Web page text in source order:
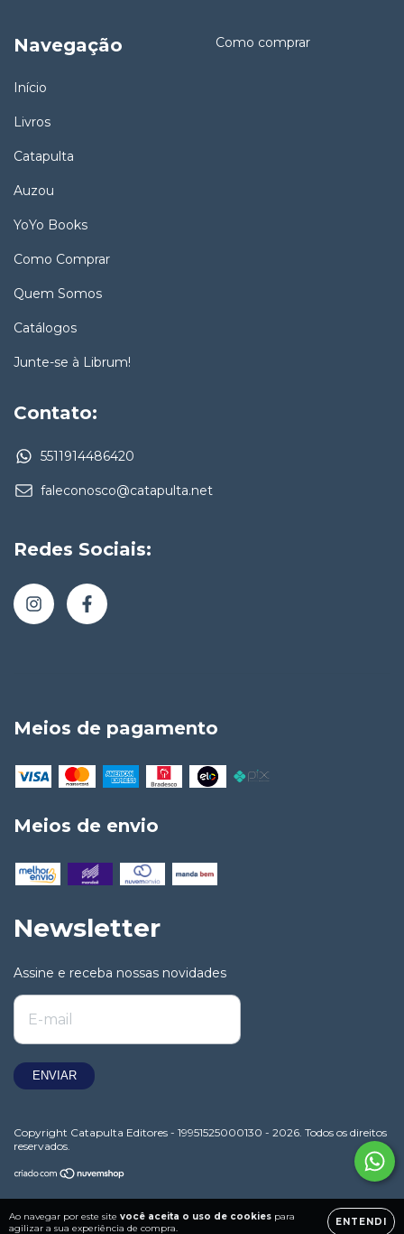
Ao navegar por este site você aceita o uso de cookies para
agilizar a sua experiência de compra.
ENTENDI
Navegação
Início
Livros
Catapulta
Auzou
YoYo Books
Como Comprar
Quem Somos
Catálogos
Junte-se à Librum!
Como comprar
Contato:
5511914486420
faleconosco@catapulta.net
Redes Sociais:
Meios de pagamento
Meios de envio
Newsletter
Assine e receba nossas novidades
Copyright Catapulta Editores - 19951525000130 - 2026. Todos os direitos
reservados.